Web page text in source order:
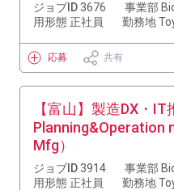
ジョブID3676 事業部
用形態 正社員 勤務地
応募 共有
【富山】製造DX・
Planning&Operation
Mfg）
ジョブID3914 事業部
用形態 正社員 勤務地